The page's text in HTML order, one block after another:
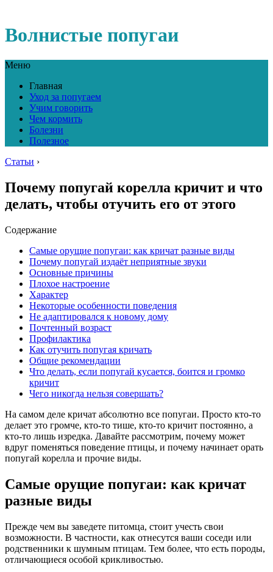
Волнистые попугаи
Меню
Главная
Уход за попугаем
Учим говорить
Чем кормить
Болезни
Полезное
Статьи ›
Почему попугай корелла кричит и что
делать, чтобы отучить его от этого
Содержание
Самые орущие попугаи: как кричат разные виды
Почему попугай издаёт неприятные звуки
Основные причины
Плохое настроение
Характер
Некоторые особенности поведения
Не адаптировался к новому дому
Почтенный возраст
Профилактика
Как отучить попугая кричать
Общие рекомендации
Что делать, если попугай кусается, боится и громко
кричит
Чего никогда нельзя совершать?
На самом деле кричат абсолютно все попугаи. Просто кто-то
делает это громче, кто-то тише, кто-то кричит постоянно, а
кто-то лишь изредка. Давайте рассмотрим, почему может
вдруг поменяться поведение птицы, и почему начинает орать
попугай корелла и прочие виды.
Самые орущие попугаи: как кричат
разные виды
Прежде чем вы заведете питомца, стоит учесть свои
возможности. В частности, как отнесутся ваши соседи или
родственники к шумным птицам. Тем более, что есть породы,
отличающиеся особой крикливостью.